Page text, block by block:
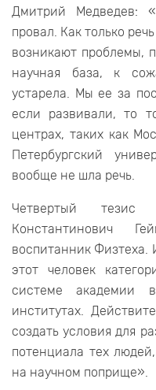
Дмитрий Медведев:
провал. Как только
возникают проблемы,
научная база, к
устарела. Мы ее за
если развивали, то
центрах, таких как
Петербургский
вообще не шла речь.
Четвертый
Константинович
воспитанник Физтеха.
этот человек
системе академии
институтах.
создать условия для
потенциала тех
на научном поприще».